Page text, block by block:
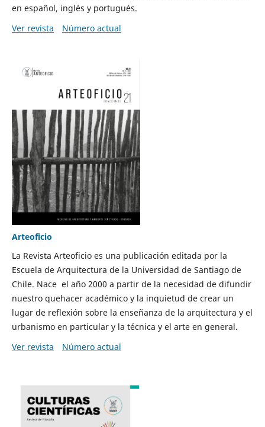
en español, inglés y portugués.
Ver revista
Número actual
Arteoficio
La Revista Arteoficio es una publicación editada por la
Escuela de Arquitectura de la Universidad de Santiago de
Chile. Nace el año 2000 a partir de la necesidad de difundir
nuestro quehacer académico y la inquietud de crear un
lugar de reflexión sobre la enseñanza de la arquitectura y el
urbanismo en particular y la técnica y el arte en general.
Ver revista
Número actual